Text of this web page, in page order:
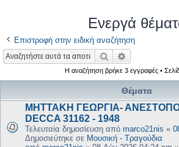
Ενεργά
Επιστροφή στην ειδική αναζήτηση
Αναζήτηση
Η αναζήτηση βρήκε 3 εγγραφές •
Θέματα
ΜΗΤΤΑΚΗ ΓΕΩΡΓΙΑ-
DECCA 31162 - 1948
Τελευταία δημοσίευση από marco21nis «
Δημοσιεύτηκε σε Μουσική - Τραγούδια